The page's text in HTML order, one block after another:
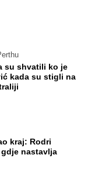
su shvatili ko je
kada su stigli na
kraj: Rodri
nastavlja